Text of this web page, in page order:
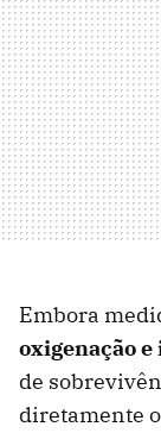
Embora
oxigenação
de
diretamente